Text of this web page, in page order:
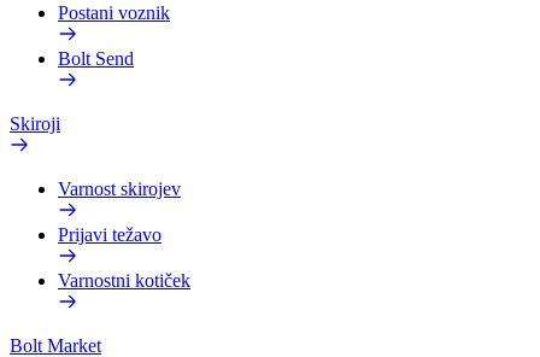
Postani voznik
Bolt Send
Skiroji
Varnost skirojev
Prijavi težavo
Varnostni kotiček
Bolt Market